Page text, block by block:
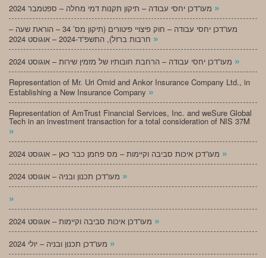
»
מעו”דכן יחסי עבודה – חוק פיצויי פיטורים (תיקון מס’ 34 – הוראת שעה –
»
»
Representation of Mr. Uri Omid and Ankor Insurance Company Ltd., in
Establishing a New Insurance Company »
Representation of AmTrust Financial Services, Inc. and weSure Global
Tech in an investment transaction for a total consideration of NIS 37M
»
»
»
»
»
»